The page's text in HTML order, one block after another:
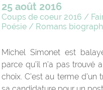
25 août 2016
Coups de coeur 2016 /
Poésie / Romans
Michel Simonet est
parce qu’il n’a pas trouvé
choix. C’est au terme d’un